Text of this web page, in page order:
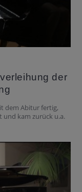
der
dem Abitur fertig,
und kam zurück u.a.